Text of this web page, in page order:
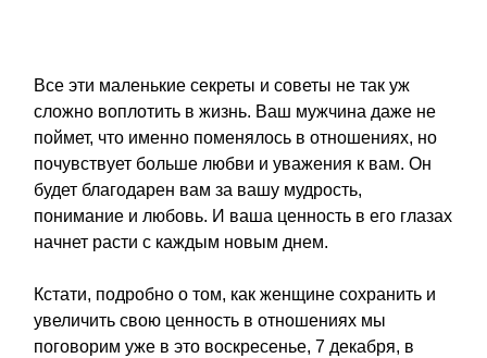
Все эти маленькие секреты и советы не так уж
сложно воплотить в жизнь. Ваш мужчина даже не
поймет, что именно поменялось в отношениях, но
почувствует больше любви и уважения к вам. Он
будет благодарен вам за вашу мудрость,
понимание и любовь. И ваша ценность в его глазах
начнет расти с каждым новым днем.
Кстати, подробно о том, как женщине сохранить и
увеличить свою ценность в отношениях мы
поговорим уже в это воскресенье, 7 декабря, в